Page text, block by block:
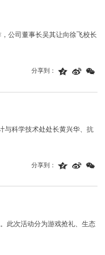
公司董事长吴其让向徐飞校长
分享到：
与科学技术处处长黄兴华、抗
分享到：
此次活动分为游戏抢礼、生态